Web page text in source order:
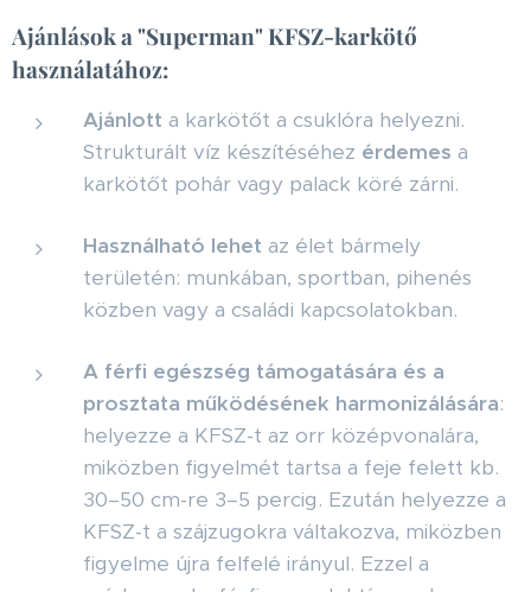
Ajánlások a "Superman" KFSZ-karkötő
használatához:
Ajánlott a karkötőt a csuklóra helyezni.
Strukturált víz készítéséhez érdemes a
karkötőt pohár vagy palack köré zárni.
Használható lehet az élet bármely
területén: munkában, sportban, pihenés
közben vagy a családi kapcsolatokban.
A férfi egészség támogatására és a
prosztata működésének harmonizálására:
helyezze a KFSZ-t az orr középvonalára,
miközben figyelmét tartsa a feje felett kb.
30–50 cm-re 3–5 percig. Ezután helyezze a
KFSZ-t a szájzugokra váltakozva, miközben
figyelme újra felfelé irányul. Ezzel a